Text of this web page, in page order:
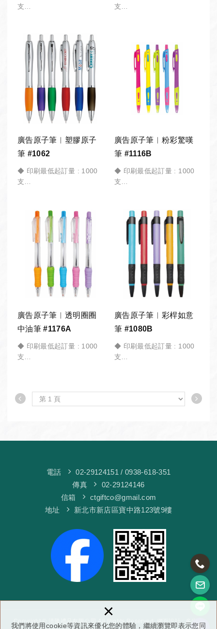
我們將使用cookie等資訊來優化您的體驗，繼續瀏覽即表示您同
×
支
量」，加入「詢價車」請備
註 訂購數量。
公司採購︱團體訂購︱教育
機構︱政府機關︱大宗採購
︱活動贈品︱歡迎詢價。
支
註 訂購數量。
公司採購︱團體訂購︱教育
機構︱政府機關︱大宗採購
︱活動贈品︱歡迎詢價。
廣告原子筆︱塑膠原子
筆 #1062
◆ 印刷最低起訂量 : 1000
支
量」，加入「詢價車」請備
註 訂購數量。
公司採購︱團體訂購︱教育
機構︱政府機關︱大宗採購
︱活動贈品︱歡迎詢價。
廣告原子筆︱粉彩驚嘆
筆 #1116B
◆ 印刷最低起訂量 : 1000
支
量」，加入「詢價車」請備
註 訂購數量。
公司採購︱團體訂購︱教育
機構︱政府機關︱大宗採購
︱活動贈品︱歡迎詢價。
廣告原子筆︱透明圈圈
中油筆 #1176A
◆ 印刷最低起訂量 : 1000
支
註 訂購數量。
廣告原子筆︱彩桿如意
筆 #1080B
◆ 印刷最低起訂量 : 1000
支
電話 02-29124151 / 0938-618-351
傳真
02-29124146
信箱
ctgiftco@gmail.com
地址
新北市新店區寶中路123號9樓
Copyright © 清騰禮品有限公司 All Rights Reserved. 網頁設計 : 多米諾